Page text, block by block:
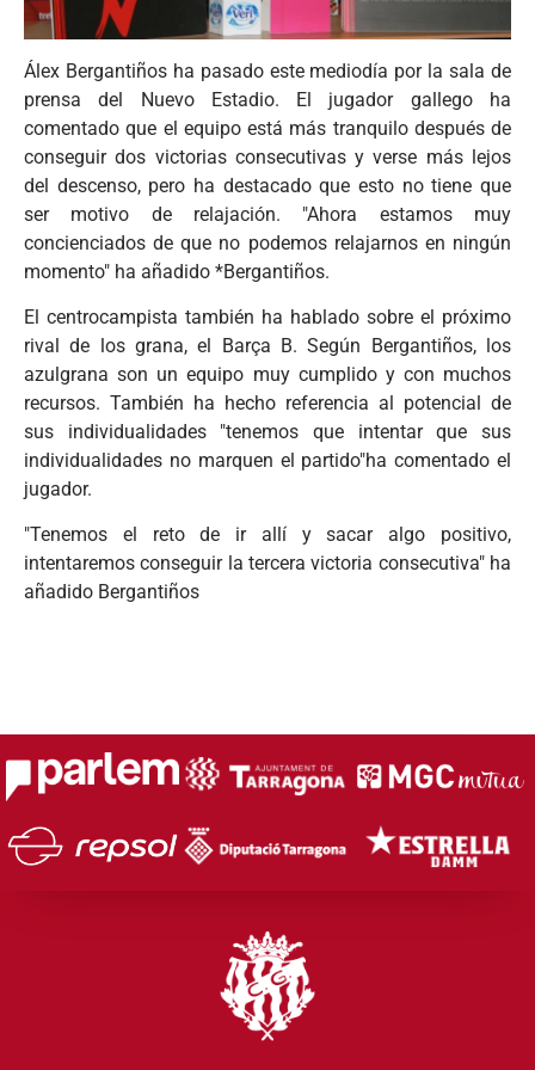
Álex Bergantiños ha pasado este mediodía por la sala de
prensa del Nuevo Estadio. El jugador gallego ha
comentado que el equipo está más tranquilo después de
conseguir dos victorias consecutivas y verse más lejos
del descenso, pero ha destacado que esto no tiene que
ser motivo de relajación. "Ahora estamos muy
concienciados de que no podemos relajarnos en ningún
momento" ha añadido *Bergantiños.
El centrocampista también ha hablado sobre el próximo
rival de los grana, el Barça B. Según Bergantiños, los
azulgrana son un equipo muy cumplido y con muchos
recursos. También ha hecho referencia al potencial de
sus individualidades "tenemos que intentar que sus
individualidades no marquen el partido"ha comentado el
jugador.
"Tenemos el reto de ir allí y sacar algo positivo,
intentaremos conseguir la tercera victoria consecutiva" ha
añadido Bergantiños